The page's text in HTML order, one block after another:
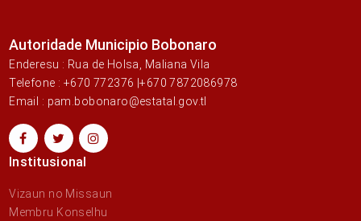
Autoridade Municipio Bobonaro
Enderesu : Rua de Holsa, Maliana Vila
Telefone : +670 772376 |+670 7872086978
Email : pam.bobonaro@estatal.gov.tl
Institusional
Vizaun no Missaun
Membru Konselhu